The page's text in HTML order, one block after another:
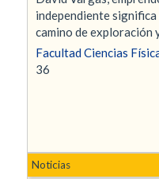
independiente
camino de exploración
Facultad Ciencias
36
Noticias